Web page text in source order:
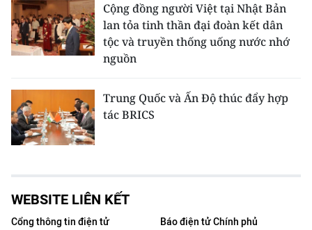
Cộng đồng người Việt tại Nhật Bản
lan tỏa tinh thần đại đoàn kết dân
tộc và truyền thống uống nước nhớ
nguồn
Trung Quốc và Ấn Độ thúc đẩy hợp
tác BRICS
WEBSITE LIÊN KẾT
Cổng thông tin điện tử
Báo điện tử Chính phủ